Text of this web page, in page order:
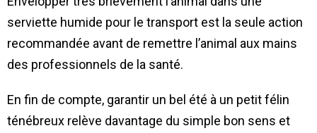
serviette humide pour le transport est la seule action
recommandée avant de remettre l’animal aux mains
des professionnels de la santé.
En fin de compte, garantir un bel été à un petit félin
ténébreux relève davantage du simple bon sens et